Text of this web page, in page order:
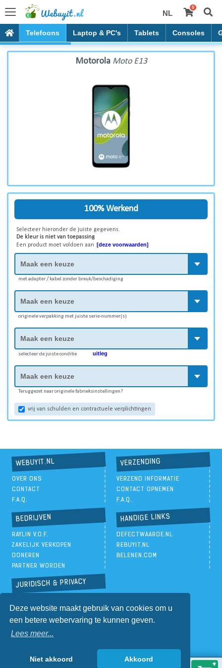
Deze website maakt gebruik van cookies om u
een betere webervaring te kunnen geven.
Lees meer...
Niet akkoord Akkoord
NL
0
Telefoons Laptop & PC's Tablets Consoles
Motorola Moto E13
Motorola Moto E13
100% Werkend
Selecteer hieronder de juiste gegevens.
De kleur is niet van toepassing
Een product moet voldoen aan [deze voorwaarden]
met adapter / kabel zonder breuk/beschadiging
originele verpakking met juiste serie-nummer(s)
selecteer de juiste conditie uitleg
Teruggezet naar originele fabrieksinstellingen?
vrij van schulden en contractuele verplichtingen
WEBUYIT.NL
OVER ONS
CONTACT
F.A.Q.
VERZENDING
VERZEND INFORMATIE
CONTACT OPNEMEN
F.A.Q.
BEDRIJVEN
RAYLIN V.O.F.
ZAKELIJK VERKOPEN
DONEREN
PARTNER WORDEN
HANDIGE LINKS
DEFECTWAARDE.NL
REBUYIT.NL
BELENEN.COM
JURIDISCH & PRIVACY
ALGEMENE VOORWAARDEN